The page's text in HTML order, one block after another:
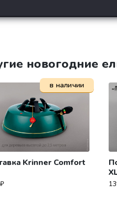
новогодние
Krinner Comfort
₽
в наличии